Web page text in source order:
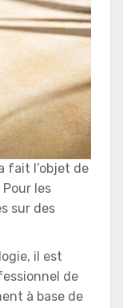
fait l’objet de
les
sur des
il est
de
à base de